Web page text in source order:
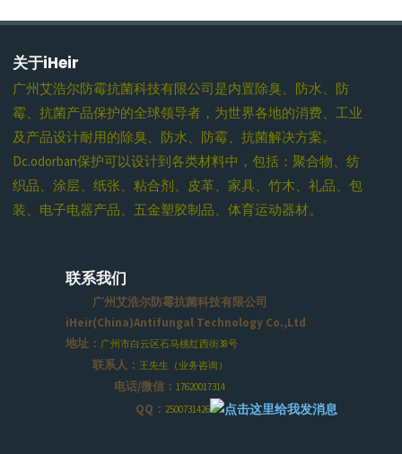
关于iHeir
广州艾浩尔防霉抗菌科技有限公司是内置除臭、防水、防
霉、抗菌产品保护的全球领导者，为世界各地的消费、工业
及产品设计耐用的除臭、防水、防霉、抗菌解决方案。
Dc.odorban保护可以设计到各类材料中，包括：聚合物、纺
织品、涂层、纸张、粘合剂、皮革、家具、竹木、礼品、包
装、电子电器产品、五金塑胶制品、体育运动器材。
联系我们
广州艾浩尔防霉抗菌科技有限公司
iHeir(China)Antifungal Technology Co.,Ltd
地址： 广州市白云区石马桃红西街38号
联系人： 王先生（业务咨询）
电话/微信： 17620017314
QQ： 2500731426